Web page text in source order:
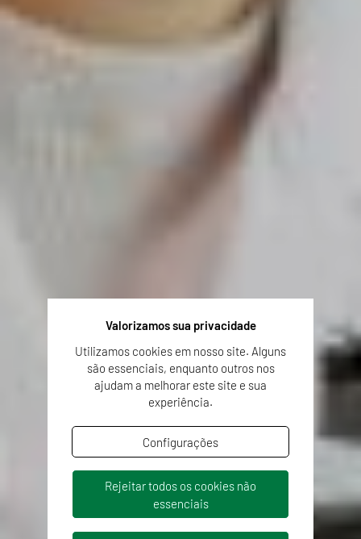
Valorizamos sua privacidade
Utilizamos cookies em nosso site. Alguns
são essenciais, enquanto outros nos
ajudam a melhorar este site e sua
experiência.
Configurações
Rejeitar todos os cookies não
essenciais